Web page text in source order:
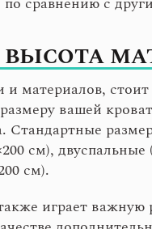
ВЫСОТА
и материалов,
размеру вашей
Стандартные
см),
см).
играет